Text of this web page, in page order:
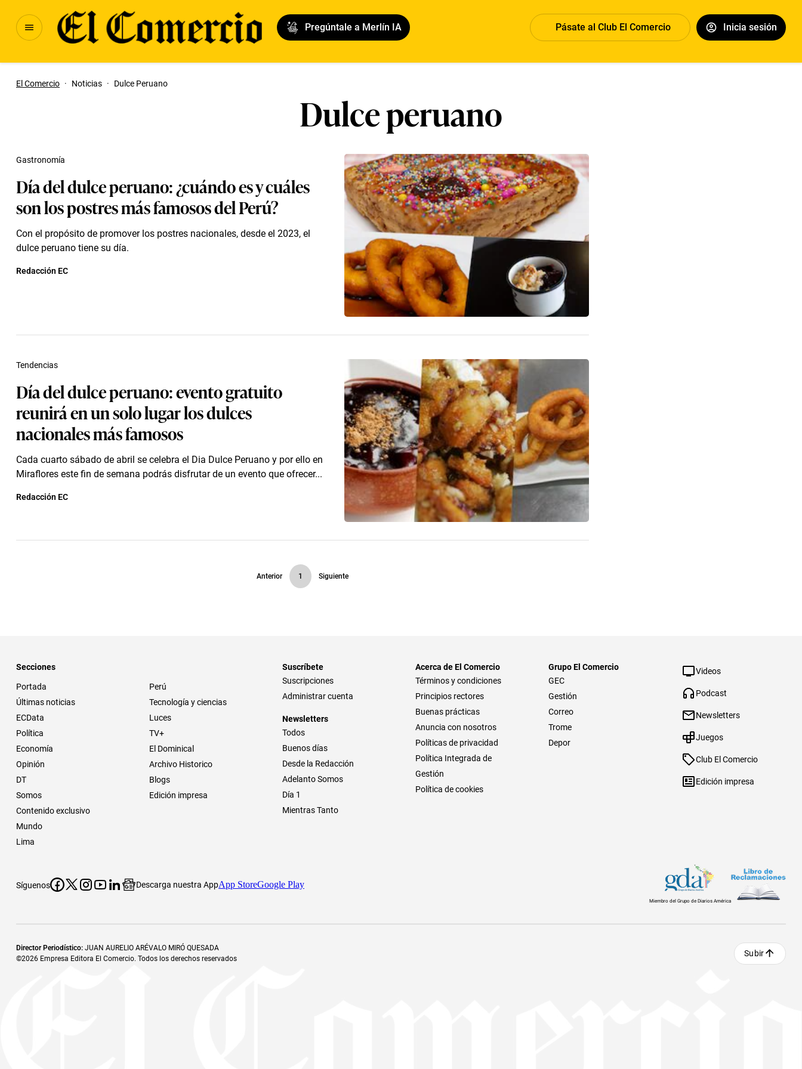
Pregúntale a Merlín IA Pásate al Club El Comercio Inicia sesión
El Comercio · Noticias · Dulce Peruano
Dulce peruano
Día del dulce peruano: ¿cuándo es y cuáles
son los postres más famosos del Perú?
Con el propósito de promover los postres nacionales, desde el 2023, el
dulce peruano tiene su día.
Gastronomía
Redacción EC
Día del dulce peruano: evento gratuito
reunirá en un solo lugar los dulces
nacionales más famosos
Cada cuarto sábado de abril se celebra el Dia Dulce Peruano y por ello en
Miraflores este fin de semana podrás disfrutar de un evento que ofrecer...
Tendencias
Redacción EC
Anterior 1 Siguiente
Secciones
Portada
Últimas noticias
ECData
Política
Economía
Opinión
DT
Somos
Contenido exclusivo
Mundo
Lima
Perú
Tecnología y ciencias
Luces
TV+
El Dominical
Archivo Historico
Blogs
Edición impresa
Suscríbete
Suscripciones
Administrar cuenta
Newsletters
Todos
Buenos días
Desde la Redacción
Adelanto Somos
Día 1
Mientras Tanto
Acerca de El Comercio
Términos y condiciones
Principios rectores
Buenas prácticas
Anuncia con nosotros
Políticas de privacidad
Política Integrada de
Gestión
Política de cookies
Grupo El Comercio
GEC
Gestión
Correo
Trome
Depor
Videos
Podcast
Newsletters
Juegos
Club El Comercio
Edición impresa
Síguenos Descarga nuestra AppApp StoreGoogle Play
Miembro del Grupo de Diarios América
Director Periodístico: JUAN AURELIO ARÉVALO MIRÓ QUESADA
©2026 Empresa Editora El Comercio. Todos los derechos reservados
Subir